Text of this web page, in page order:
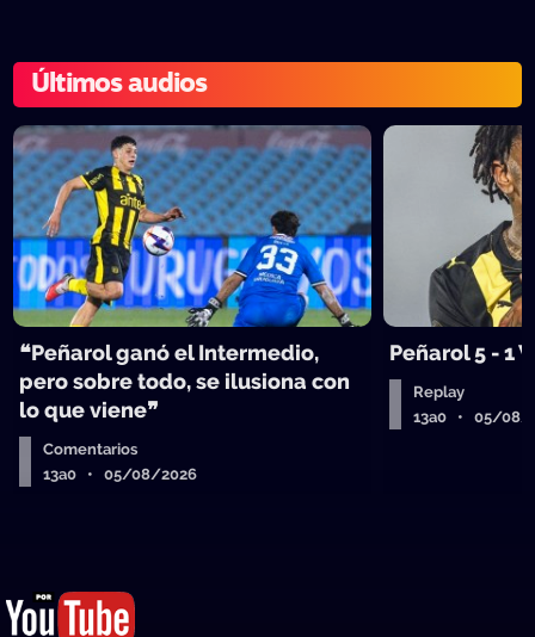
Últimos audios
❝Peñarol ganó el Intermedio,
pero sobre todo, se ilusiona con
lo que viene❞
Comentarios
13a0 • 05/08/2026
Peñarol 5 - 1
Replay
13a0 • 05/08/